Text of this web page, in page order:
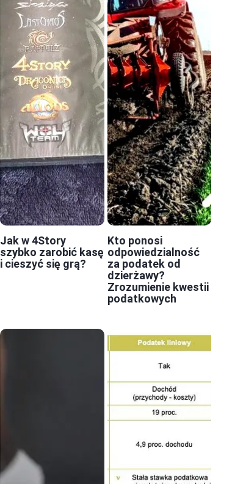
Jak w 4Story
szybko zarobić kasę
i cieszyć się grą?
Kto ponosi
odpowiedzialność
za podatek od
dzierżawy?
Zrozumienie kwestii
podatkowych